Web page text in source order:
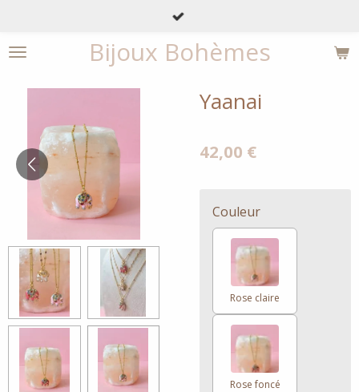
contenu
Bijoux Bohèmes
Yaanai
42,00 €
Couleur
Rose claire
Rose foncé